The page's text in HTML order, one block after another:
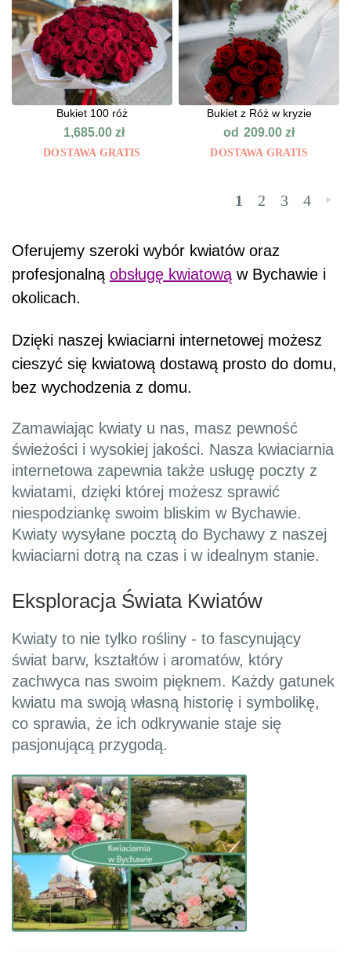
Bukiet 100 róż
1,685.00zł
DOSTAWA GRATIS
Bukiet z Róż w kryzie
od 209.00zł
DOSTAWA GRATIS
1 2 3 4 »
Oferujemy szeroki wybór kwiatów oraz
profesjonalną obsługę kwiatowąw Bychawie i
okolicach.
Dzięki naszej kwiaciarni internetowej możesz
cieszyć się kwiatową dostawą prosto do domu,
bez wychodzenia z domu.
Zamawiając kwiaty u nas, masz pewność
świeżości i wysokiej jakości. Nasza kwiaciarnia
internetowa zapewnia także usługę poczty z
kwiatami, dzięki której możesz sprawić
niespodziankę swoim bliskim w Bychawie.
Kwiaty wysyłane pocztą do Bychawy z naszej
kwiaciarni dotrą na czas i w idealnym stanie.
Eksploracja Świata Kwiatów
Kwiaty to nie tylko rośliny - to fascynujący
świat barw, kształtów i aromatów, który
zachwyca nas swoim pięknem. Każdy gatunek
kwiatu ma swoją własną historię i symbolikę,
co sprawia, że ich odkrywanie staje się
pasjonującą przygodą.